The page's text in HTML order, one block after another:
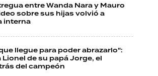
entre Wanda Nara y Mauro
sobre sus hijas volvió a
interna
llegue para poder abrazarlo":
de su papá Jorge, el
del campeón